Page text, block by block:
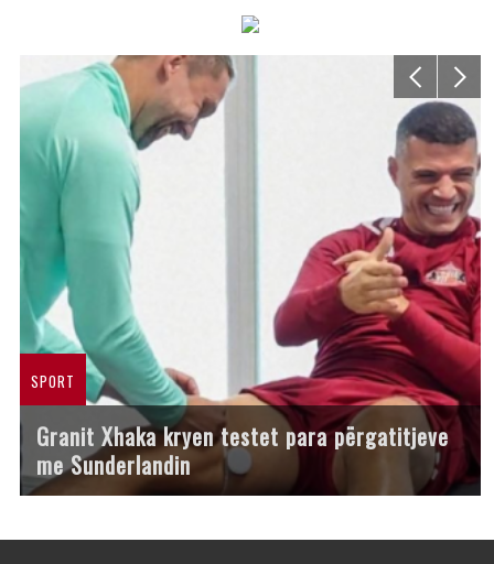
SPORT
Granit Xhaka kryen testet para përgatitjeve
me Sunderlandin